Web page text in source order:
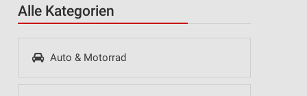
Alle Kategorien
Auto & Motorrad